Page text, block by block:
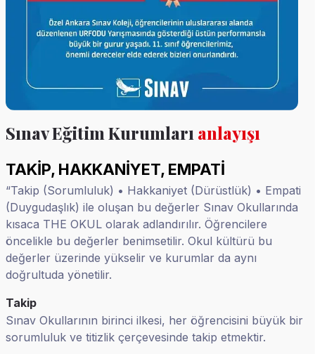
Sınav Eğitim Kurumları anlayışı
TAKİP, HAKKANİYET, EMPATİ
“Takip (Sorumluluk) • Hakkaniyet (Dürüstlük) • Empati
(Duygudaşlık) ile oluşan bu değerler Sınav Okullarında
kısaca THE OKUL olarak adlandırılır. Öğrencilere
öncelikle bu değerler benimsetilir. Okul kültürü bu
değerler üzerinde yükselir ve kurumlar da aynı
doğrultuda yönetilir.
Takip
Sınav Okullarının birinci ilkesi, her öğrencisini büyük bir
sorumluluk ve titizlik çerçevesinde takip etmektir.